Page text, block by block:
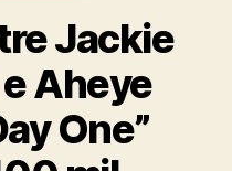
Jackie
Aheye
One”